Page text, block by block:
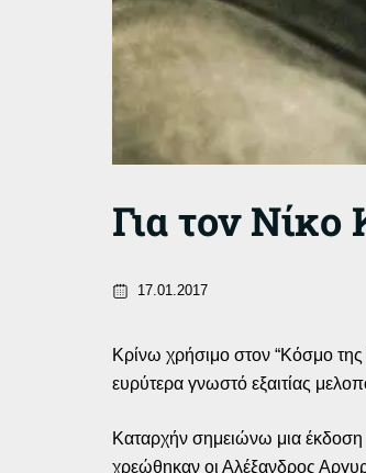
Για τον Νίκο
17.01.2017
Κρίνω χρήσιμο στον “Κόσμο
ευρύτερα γνωστό εξαιτίας
Καταρχήν σημειώνω μια έκδοση
χρεώθηκαν οι Αλέξανδρος